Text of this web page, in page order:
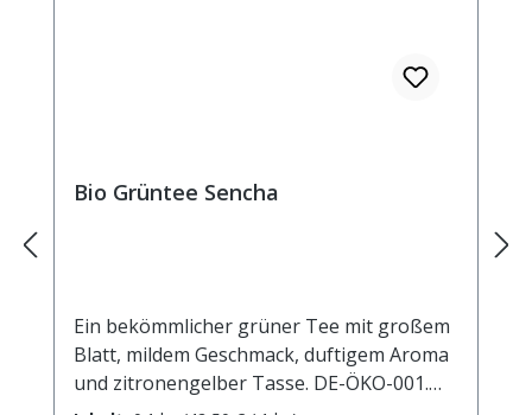
Bio Grüntee Sencha
Ein bekömmlicher grüner Tee mit großem
Blatt, mildem Geschmack, duftigem Aroma
und zitronengelber Tasse. DE-ÖKO-001.